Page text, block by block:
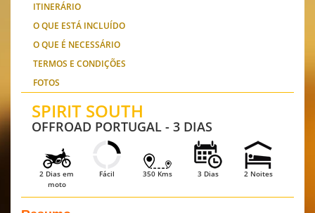
ITINERÁRIO
O QUE ESTÁ INCLUÍDO
O QUE É NECESSÁRIO
TERMOS E CONDIÇÕES
FOTOS
SPIRIT SOUTH
OFFROAD PORTUGAL - 3 DIAS
2 Noites
3 Dias
350 Kms
Fácil
2 Dias em
moto